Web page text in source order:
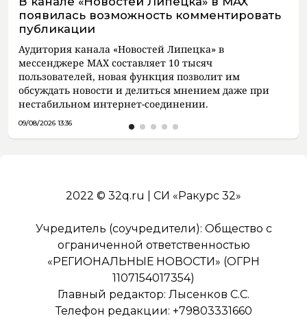
появилась возможность комментировать
публикации
Аудитория канала «Новостей Липецка» в
мессенджере MAX составляет 10 тысяч
пользователей, новая функция позволит им
обсуждать новости и делиться мнением даже при
нестабильном интернет-соединении.
09/08/2026 13:36
2022 © 32q.ru | СИ «Ракурс 32»
Учредитель (соучредители): Общество с
ограниченной ответственностью
«РЕГИОНАЛЬНЫЕ НОВОСТИ» (ОГРН
1107154017354)
Главный редактор: Лысенков С.С.
Телефон редакции: +79803331660